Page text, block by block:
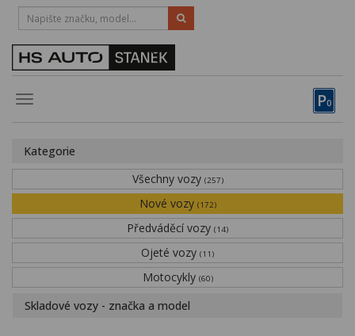
P0
Toggle
HOTLINE:
STRAKONICE-383 335 366
Obytné vozy
Financování
Novinky
Kategorie
Všechny vozy (257)
Nové vozy (172)
Předváděcí vozy (14)
Ojeté vozy (11)
Motocykly (60)
Skladové vozy - značka a model